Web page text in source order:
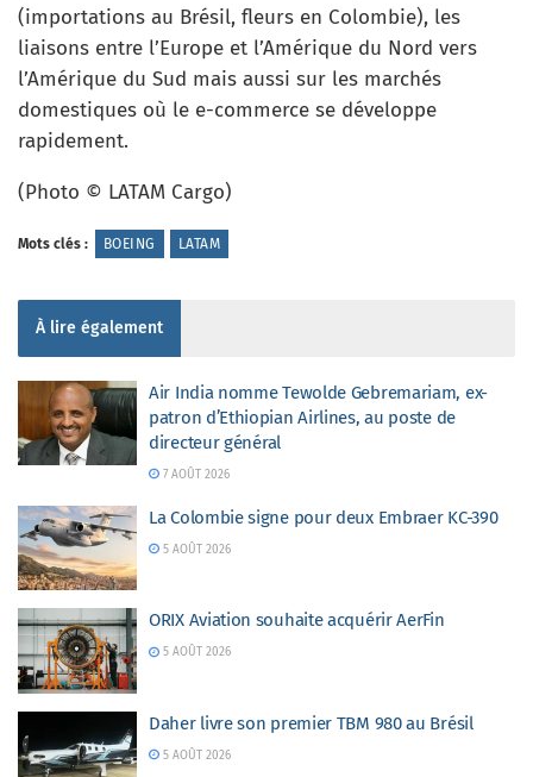
(importations au Brésil, fleurs en Colombie), les
liaisons entre l’Europe et l’Amérique du Nord vers
l’Amérique du Sud mais aussi sur les marchés
domestiques où le e-commerce se développe
rapidement.
(Photo © LATAM Cargo)
Mots clés : BOEING LATAM
À lire également
Air India nomme Tewolde Gebremariam, ex-
patron d’Ethiopian Airlines, au poste de
directeur général
7 AOÛT 2026
La Colombie signe pour deux Embraer KC-390
5 AOÛT 2026
ORIX Aviation souhaite acquérir AerFin
5 AOÛT 2026
Daher livre son premier TBM 980 au Brésil
5 AOÛT 2026